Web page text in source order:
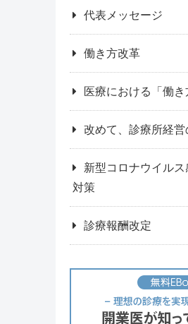
代表メッセージ
働き方改革
医療における「働き
改めて、診療所経営
新型コロナウイルス
対策
診療報酬改定